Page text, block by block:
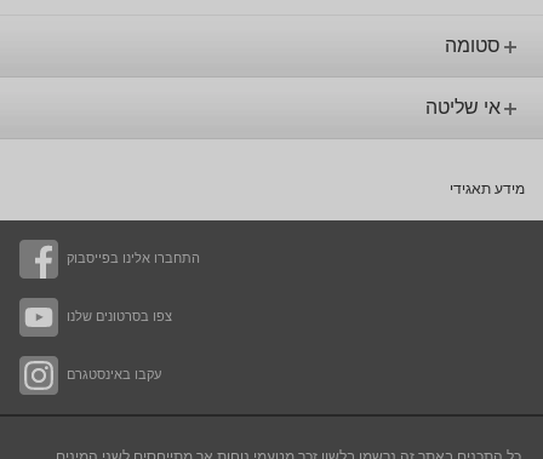
התחברו אלינו בפייסבוק
צפו בסרטונים שלנו
עקבו באינסטגרם
סטומה
אי שליטה
מידע תאגידי